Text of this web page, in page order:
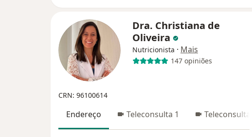
Dra. Christiana de
Oliveira
Nutricionista · Mais
147 opiniões
CRN: 96100614
Endereço Teleconsulta 1 Teleconsulta 2